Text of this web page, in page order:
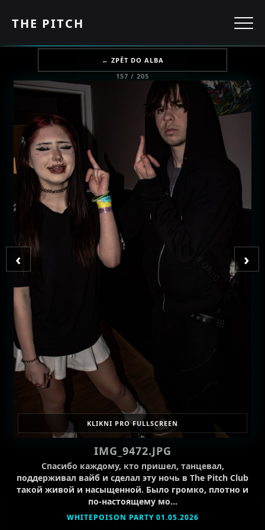
THE PITCH
← ZPĚT DO ALBA
157 / 205
‹ ›
KLIKNI PRO FULLSCREEN
IMG_9472.JPG
Спасибо каждому, кто пришел, танцевал,
поддерживал вайб и сделал эту ночь в The Pitch Club
такой живой и насыщенной. Было громко, плотно и
по-настоящему мо…
WHITEPOISON PARTY 01.05.2026